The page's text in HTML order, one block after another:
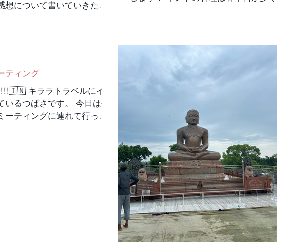
想について書いていきたい
あるグルガオンからUberを
ど西ゲートのチケット販売
ら チケットを買い入場しま
には、脇目もふらず導かれ
ユーン廟です。料金は、600
シーで 美味しい料理があるんです。 ベジ
タブルプラオという家庭料理をいただき
ました。ビリヤニよりスパイスが控えめ
合わないという方がいますが この料理
は、日本人の口にも合うと思います。
（ちなみにおかわりをもらいました） ベ
ジタブルプラオ これも家庭料理の一つら
しいです。チキンティッカロールと言い
ます。 チキンティッカロール ヨーグルト
とスパイスに漬け込んだ骨なしチキンを
窯のようなもので焼き、ロティやナンで
巻き お好みでヨーグルトにつけて食べま
す。鶏肉が柔らかく香ばしいのでとても
美味しいです。 また、野菜や鶏肉がメイ
ティング
ベルにイン
いるつばさです。 今日は他
ーティングに連れて行って